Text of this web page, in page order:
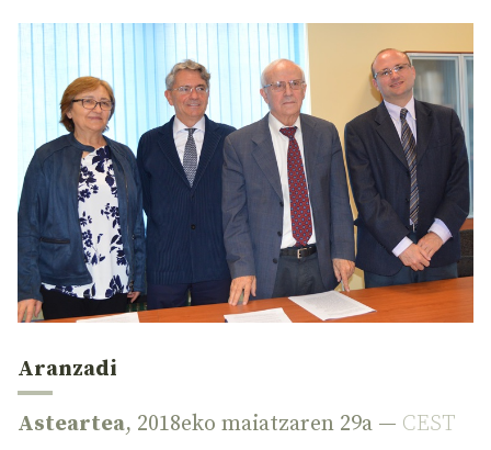
Aranzadi
Asteartea, 2018eko maiatzaren 29a — CEST